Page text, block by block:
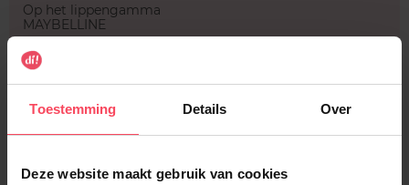
Toestemming Details Over
Deze website maakt gebruik van cookies
Op het lippengamma
MAYBELLINE
Aantal